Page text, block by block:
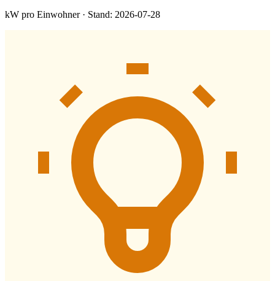
kW pro Einwohner · Stand: 2026-07-28